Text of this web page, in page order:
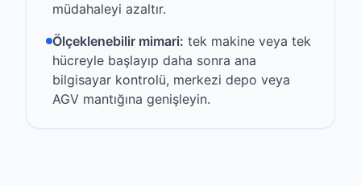
müdahaleyi azaltır.
Ölçeklenebilir mimari: tek makine veya tek
hücreyle başlayıp daha sonra ana
bilgisayar kontrolü, merkezi depo veya
AGV mantığına genişleyin.